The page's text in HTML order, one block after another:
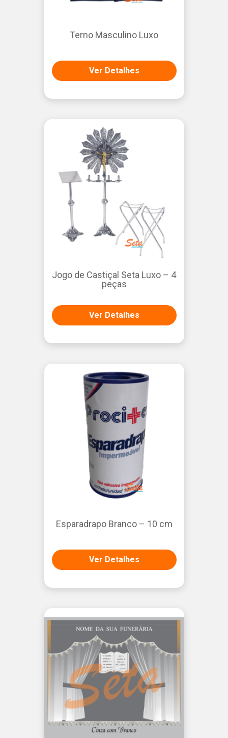
Terno Masculino Luxo
Ver Detalhes
Jogo de Castiçal Seta Luxo – 4
peças
Ver Detalhes
Esparadrapo Branco – 10 cm
Ver Detalhes